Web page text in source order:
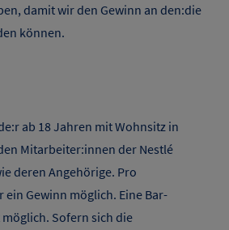
damit wir den Gewinn an den:die
können.
ab 18 Jahren mit Wohnsitz in
Mitarbeiter:innen der Nestlé
deren Angehörige. Pro
Gewinn möglich. Eine Bar-
Sofern sich die